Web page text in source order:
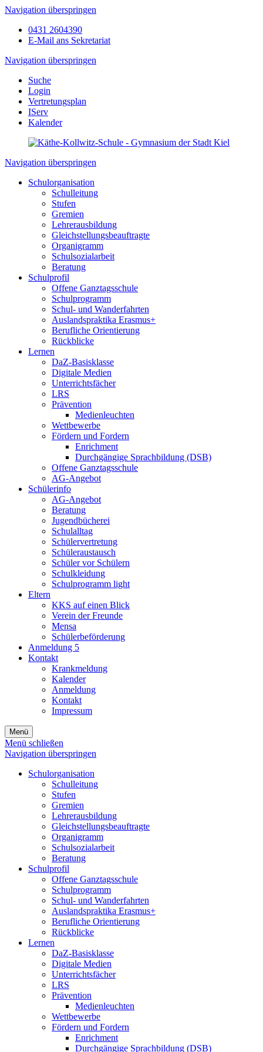
Navigation überspringen
0431 2604390
E-Mail ans Sekretariat
Navigation überspringen
Suche
Login
Vertretungsplan
IServ
Kalender
Navigation überspringen
Schulorganisation
Schulleitung
Stufen
Gremien
Lehrerausbildung
Gleichstellungsbeauftragte
Organigramm
Schulsozialarbeit
Beratung
Schulprofil
Offene Ganztagsschule
Schulprogramm
Schul- und Wanderfahrten
Auslandspraktika Erasmus+
Berufliche Orientierung
Rückblicke
Lernen
DaZ-Basisklasse
Digitale Medien
Unterrichtsfächer
LRS
Prävention
Medienleuchten
Wettbewerbe
Fördern und Fordern
Enrichment
Durchgängige Sprachbildung (DSB)
Offene Ganztagsschule
AG-Angebot
Schülerinfo
AG-Angebot
Beratung
Jugendbücherei
Schulalltag
Schülervertretung
Schüleraustausch
Schüler vor Schülern
Schulkleidung
Schulprogramm light
Eltern
KKS auf einen Blick
Verein der Freunde
Mensa
Schülerbeförderung
Anmeldung 5
Kontakt
Krankmeldung
Kalender
Anmeldung
Kontakt
Impressum
Menü
Menü schließen
Navigation überspringen
Schulorganisation
Schulleitung
Stufen
Gremien
Lehrerausbildung
Gleichstellungsbeauftragte
Organigramm
Schulsozialarbeit
Beratung
Schulprofil
Offene Ganztagsschule
Schulprogramm
Schul- und Wanderfahrten
Auslandspraktika Erasmus+
Berufliche Orientierung
Rückblicke
Lernen
DaZ-Basisklasse
Digitale Medien
Unterrichtsfächer
LRS
Prävention
Medienleuchten
Wettbewerbe
Fördern und Fordern
Enrichment
Durchgängige Sprachbildung (DSB)